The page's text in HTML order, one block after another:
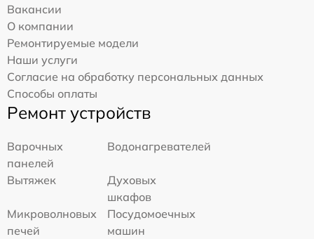
Вакансии
О компании
Ремонтируемые модели
Наши услуги
Согласие на обработку персональных данных
Способы оплаты
Ремонт устройств
Варочных
панелей
Водонагревателей
Вытяжек
Духовых
шкафов
Микроволновых
печей
Посудомоечных
машин